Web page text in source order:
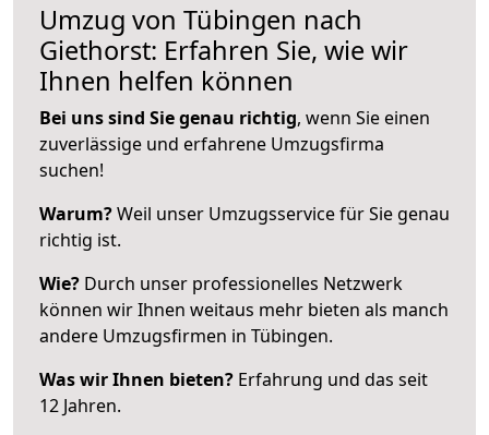
Umzug von Tübingen nach
Giethorst: Erfahren Sie, wie wir
Ihnen helfen können
Bei uns sind Sie genau richtig, wenn Sie einen
zuverlässige und erfahrene Umzugsfirma
suchen!
Warum?Weil unser Umzugsservice für Sie genau
richtig ist.
Wie? Durch unser professionelles Netzwerk
können wir Ihnen weitaus mehr bieten als manch
andere Umzugsfirmen in Tübingen.
Was wir Ihnen bieten? Erfahrung und das seit
12 Jahren.